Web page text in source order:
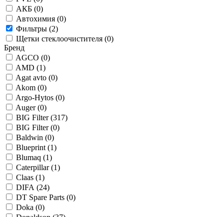
АКБ (0)
Автохимия (0)
Фильтры (2)
Щетки стеклоочистителя (0)
Бренд
AGCO (0)
AMD (1)
Agat avto (0)
Akom (0)
Argo-Hytos (0)
Auger (0)
BIG Filter (317)
BIG Filter (0)
Baldwin (0)
Blueprint (1)
Blumaq (1)
Caterpillar (1)
Claas (1)
DIFA (24)
DT Spare Parts (0)
Doka (0)